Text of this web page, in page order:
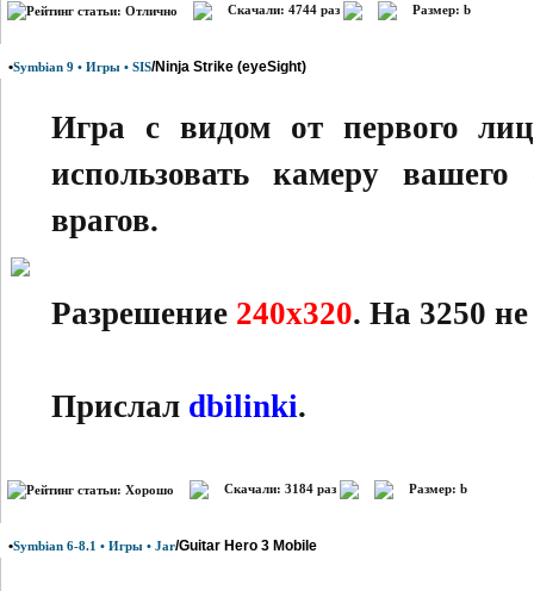
Скачали: 4744 раз Размер: b
•Symbian 9 • Игры • SIS/Ninja Strike (eyeSight)
Игра с видом от первого
использовать камеру
врагов.
Разрешение 240х320. На 3250
Прислал dbilinki.
Скачали: 3184 раз Размер: b
•Symbian 6-8.1 • Игры • Jar/Guitar Hero 3 Mobile